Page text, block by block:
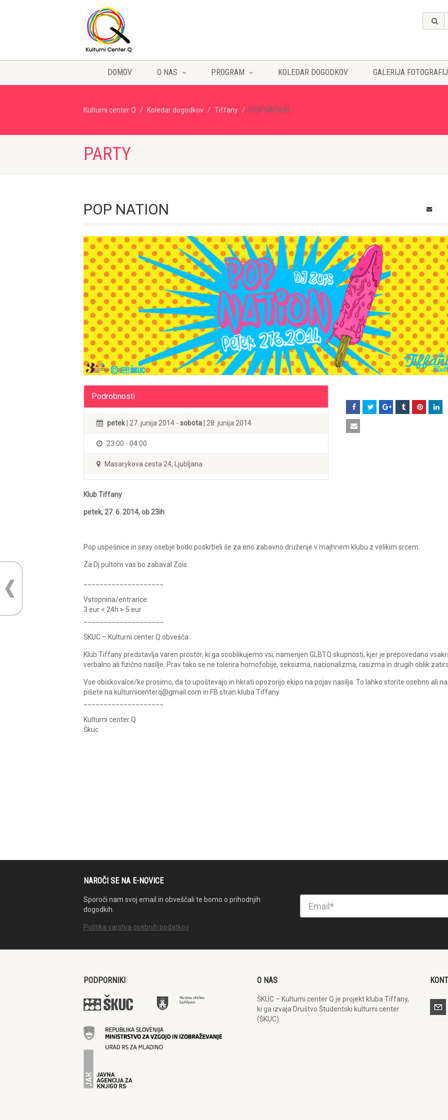
DOMOV O NAS PROGRAM KOLEDAR DOGODKOV GALERIJA FOTOGRAFIJ
Kulturni center Q Koledar dogodkov Tiffany POP NATION
PARTY
POP NATION
Podrobnosti
petek | 27. junija 2014 - sobota | 28. junija 2014
23:00 - 04:00
Masarykova cesta 24, Ljubljana
Klub Tiffany
petek, 27. 6. 2014, ob 23ih
Pop uspešnice in sexy osebje bodo poskrbeli še za eno zabavno druženje v majhnem klubu z velikim srcem.
Za Dj pultom vas bo zabaval Zois.
Vstopnina/entrance:
3 eur < 24h > 5 eur
ŠKUC – Kulturni center Q obvešča:
Klub Tiffany predstavlja varen prostor, ki ga sooblikujemo vsi, namenjen GLBTQ skupnosti, kjer je prepovedano
verbalno ali fizično nasilje. Prav tako se ne tolerira homofobije, seksizma, nacionalizma, rasizma in drugih oblik
Vse obiskovalce/ke prosimo, da to upoštevajo in hkrati opozorijo ekipo na pojav nasilja. To lahko storite osebno ali
pišete na kulturnicenterq@gmail.com in FB stran kluba Tiffany.
Kulturni center Q
Škuc
NAROČI SE NA E-NOVICE
Sporoči nam svoj email in obveščali te bomo o prihodnjih
dogodkih.
Politika varstva osebnih podatkov
PODPORNIKI O NAS
ŠKUC – Kulturni center Q je projekt kluba Tiffany,
ki ga izvaja Društvo Študentski kulturni center
(ŠKUC).